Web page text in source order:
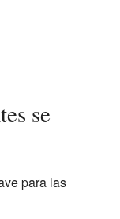
se
para las